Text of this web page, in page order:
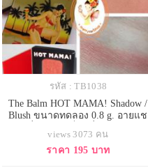
รหัส : TB1038
The Balm HOT MAMA! Shadow /
Blush ขนาดทดลอง 0.8 g. อายแช
สวยจับใจ สีชมพูเหลือบพีช มาแบบ
สวยครบสูตร แอบมีไฮไลท์บางเบา
views 3073 คน
ราคา 195 บาท